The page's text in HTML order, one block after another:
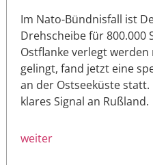
Im Nato-Bündnisfall ist
Drehscheibe für 800.000
Ostflanke verlegt
gelingt, fand jetzt eine
an der Ostseeküste
klares Signal an Rußland.
weiter